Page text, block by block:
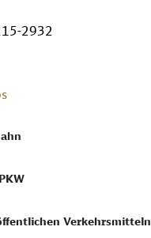
2932
Verkehrsmitteln